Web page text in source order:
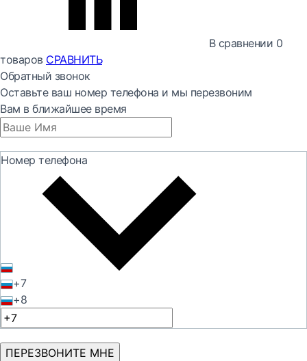
В сравнении 0
товаров СРАВНИТЬ
Обратный звонок
Оставьте ваш номер телефона и мы перезвоним
Вам в ближайшее время
Номер телефона
+7
+8
ПЕРЕЗВОНИТЕ МНЕ